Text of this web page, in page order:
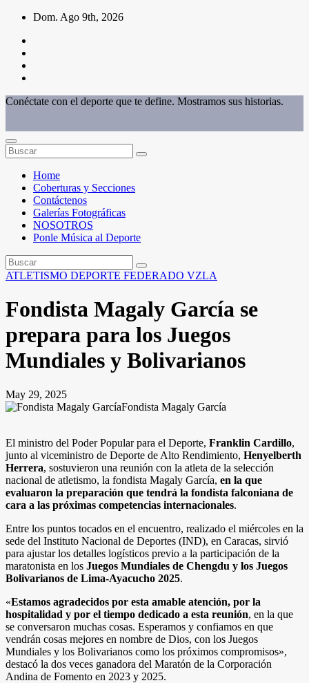
Saltar
contenido
Dom. Ago 9th, 2026
Conéctate con el deporte que te define. Mostramos sus historias.
Home
Coberturas y Secciones
Contáctenos
Galerías Fotográficas
NOSOTROS
Ponle Música al Deporte
ATLETISMO DEPORTE FEDERADO VZLA
Fondista Magaly García se
prepara para los Juegos
Mundiales y Bolivarianos
May 29, 2025
Fondista Magaly García
El ministro del Poder Popular para el Deporte, Franklin Cardillo,
junto al viceministro de Deporte de Alto Rendimiento, Henyelberth
Herrera, sostuvieron una reunión con la atleta de la selección
nacional de atletismo, la fondista Magaly García, en la que
evaluaron la preparación que tendrá la fondista falconiana de
cara a las próximas competencias internacionales.
Entre los puntos tocados en el encuentro, realizado el miércoles en la
sede del Instituto Nacional de Deportes (IND), en Caracas, sirvió
para ajustar los detalles logísticos previo a la participación de la
maratonista en los Juegos Mundiales de Chengdu y los Juegos
Bolivarianos de Lima-Ayacucho 2025.
«Estamos agradecidos por esta amable atención, por la
hospitalidad y por el tiempo dedicado a esta reunión, en la que
se conversaron muchas cosas. Esperamos y confiamos en que
vendrán cosas mejores en nombre de Dios, con los Juegos
Mundiales y los Bolivarianos como los próximos compromisos»,
destacó la dos veces ganadora del Maratón de la Corporación
Andina de Fomento en 2023 y 2025.